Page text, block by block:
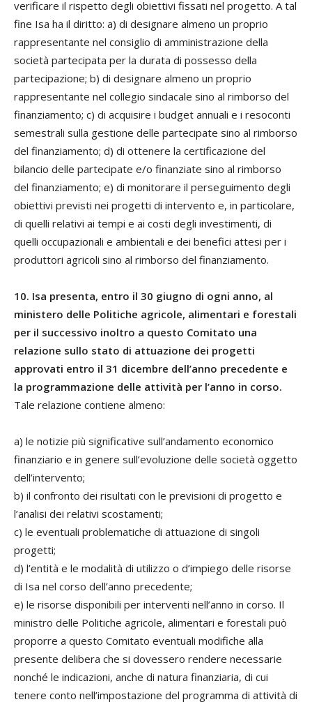
verificare il rispetto degli obiettivi fissati nel progetto. A tal
fine Isa ha il diritto: a) di designare almeno un proprio
rappresentante nel consiglio di amministrazione della
società partecipata per la durata di possesso della
partecipazione; b) di designare almeno un proprio
rappresentante nel collegio sindacale sino al rimborso del
finanziamento; c) di acquisire i budget annuali e i resoconti
semestrali sulla gestione delle partecipate sino al rimborso
del finanziamento; d) di ottenere la certificazione del
bilancio delle partecipate e/o finanziate sino al rimborso
del finanziamento; e) di monitorare il perseguimento degli
obiettivi previsti nei progetti di intervento e, in particolare,
di quelli relativi ai tempi e ai costi degli investimenti, di
quelli occupazionali e ambientali e dei benefici attesi per i
produttori agricoli sino al rimborso del finanziamento.
10. Isa presenta, entro il 30 giugno di ogni anno, al
ministero delle Politiche agricole, alimentari e forestali
per il successivo inoltro a questo Comitato una
relazione sullo stato di attuazione dei progetti
approvati entro il 31 dicembre dell’anno precedente e
la programmazione delle attività per l’anno in corso.
Tale relazione contiene almeno:
a) le notizie più significative sull’andamento economico
finanziario e in genere sull’evoluzione delle società oggetto
dell’intervento;
b) il confronto dei risultati con le previsioni di progetto e
l’analisi dei relativi scostamenti;
c) le eventuali problematiche di attuazione di singoli
progetti;
d) l’entità e le modalità di utilizzo o d’impiego delle risorse
di Isa nel corso dell’anno precedente;
e) le risorse disponibili per interventi nell’anno in corso. Il
ministro delle Politiche agricole, alimentari e forestali può
proporre a questo Comitato eventuali modifiche alla
presente delibera che si dovessero rendere necessarie
nonché le indicazioni, anche di natura finanziaria, di cui
tenere conto nell’impostazione del programma di attività di